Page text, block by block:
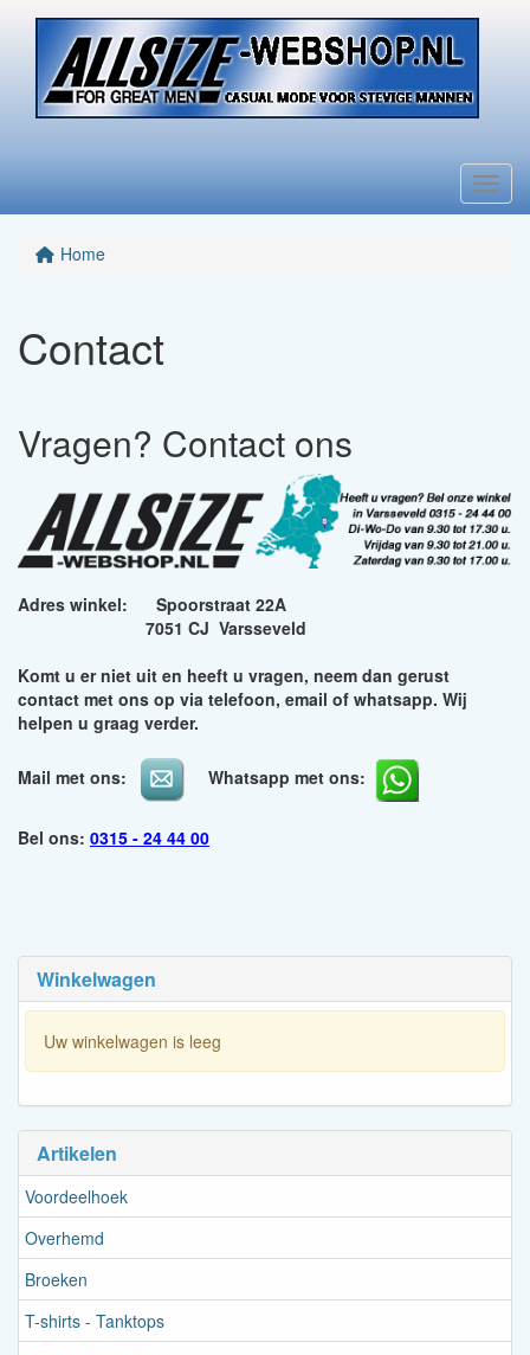
Menu
Winkelwagen
Uw winkelwagen is leeg
Artikelen
Voordeelhoek
Overhemd
Broeken
T-shirts - Tanktops
Home
Contact
Vragen? Contact ons
Adres winkel: Spoorstraat 22A
7051 CJ Varsseveld
Komt u er niet uit en heeft u vragen, neem dan gerust
contact met ons op via telefoon, email of whatsapp. Wij
helpen u graag verder.
Mail met ons: Whatsapp met ons:
Bel ons: 0315 - 24 44 00